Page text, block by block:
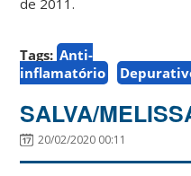
Tags: Anti-
inflamatório
SALVA/
20/02/2020 00:11